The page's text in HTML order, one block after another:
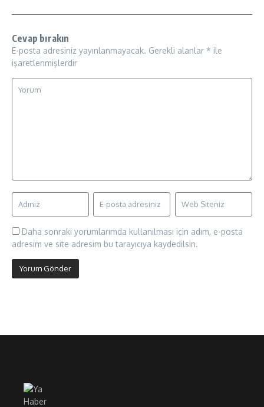
Cevap bırakın
E-posta adresiniz yayınlanmayacak. Gerekli alanlar * ile
işaretlenmişlerdir
Daha sonraki yorumlarımda kullanılması için adım, e-posta
adresim ve site adresim bu tarayıcıya kaydedilsin.